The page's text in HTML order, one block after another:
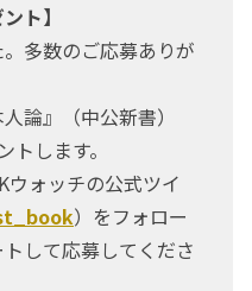
ト】
多数のご応募ありが
論』（中公新書）
します。
ォッチの公式ツイ
）をフォロー
して応募してくださ